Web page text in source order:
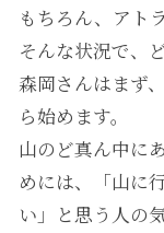
もちろん、アト
そんな状況で、
森岡さんはまず
ら始めます。
山のど真ん中に
めには、「山に
い」と思う人の